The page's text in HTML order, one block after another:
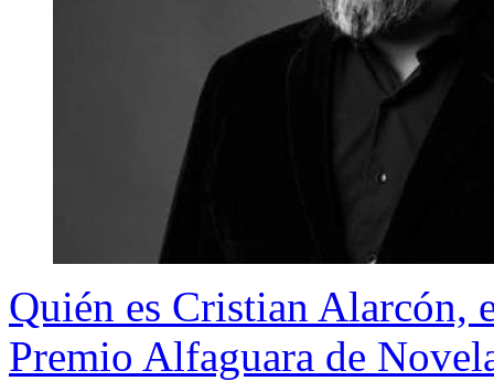
Quién es Cristian Alarcón,
Premio Alfaguara de